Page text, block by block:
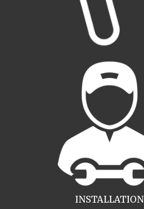
INSTALLATION